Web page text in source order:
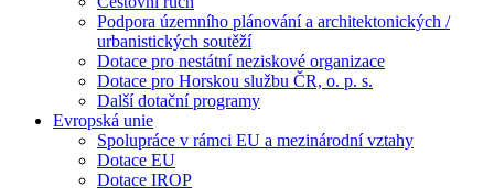
Podpora územního plánování a architektonických /
urbanistických soutěží
Dotace pro nestátní neziskové organizace
Dotace pro Horskou službu ČR, o. p. s.
Další dotační programy
Evropská unie
Spolupráce v rámci EU a mezinárodní vztahy
Dotace EU
Dotace IROP